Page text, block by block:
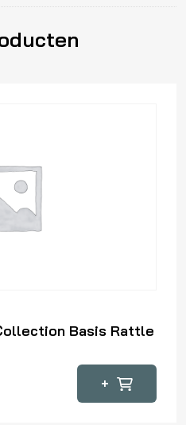
Basis Rattle
+